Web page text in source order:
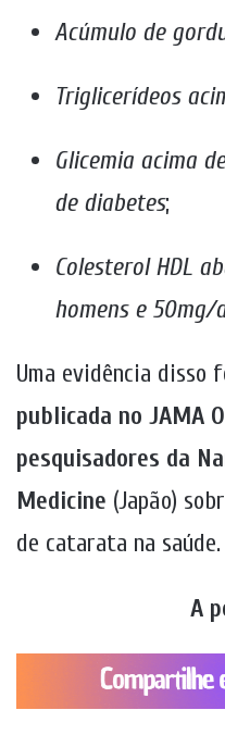
Acúmulo de
Triglicerídeos
Glicemia acima
de diabetes;
Colesterol HDL
homens e 50mg/
Uma evidência disso
publicada no JAMA
pesquisadores da
Medicine (Japão)
de catarata na saúde.
A